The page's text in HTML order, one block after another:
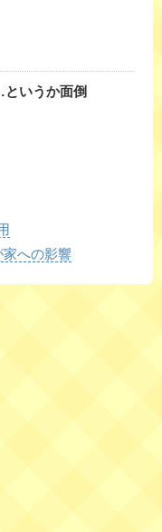
いうか面倒
家への影響